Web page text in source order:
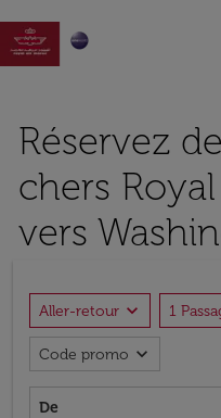

Réservez
chers
vers
Aller-retour expand_more 1
Code promo expand_more
De